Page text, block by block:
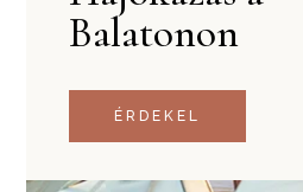
Balatonon
ÉRDEKEL